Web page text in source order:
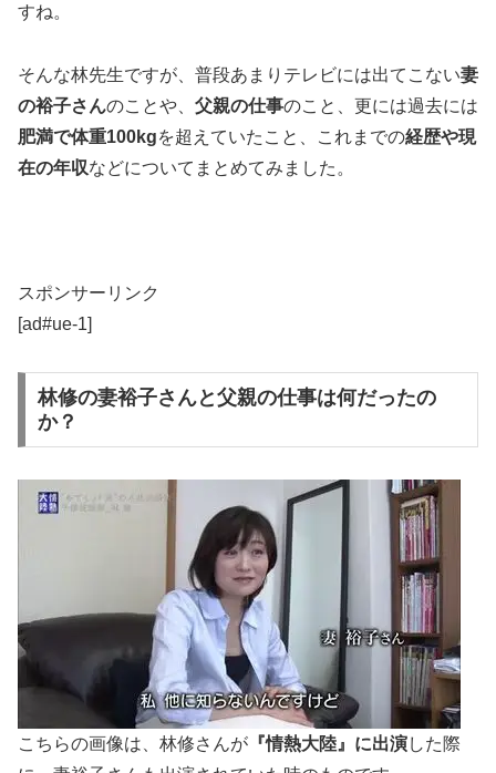
すね。
そんな林先生ですが、普段あまりテレビには出てこない妻
の裕子さんのことや、 父親の仕事のこと、更には過去には
肥満で体重100kgを超えていたこと、これまでの経歴や現
在の年収などについてまとめてみました。
スポンサーリンク
[ad#ue-1]
林修の妻裕子さんと父親の仕事は何だったの
か？
こちらの画像は、林修さんが 『情熱大陸』に出演した際